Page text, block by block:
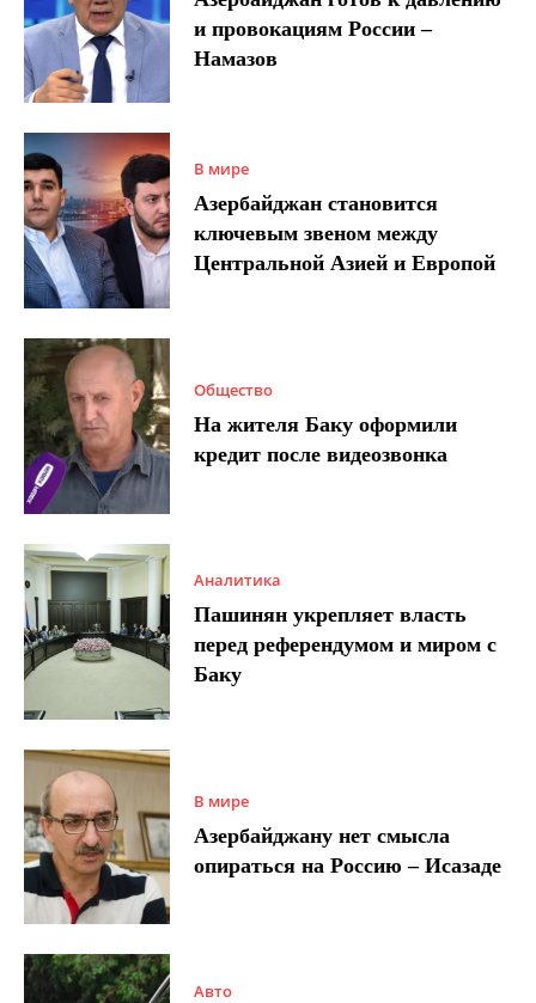
и провокациям России –
Намазов
В мире
Азербайджан становится
ключевым звеном между
Центральной Азией и Европой
Общество
На жителя Баку оформили
кредит после видеозвонка
Аналитика
Пашинян укрепляет власть
перед референдумом и миром с
Баку
В мире
Азербайджану нет смысла
опираться на Россию – Исазаде
Авто